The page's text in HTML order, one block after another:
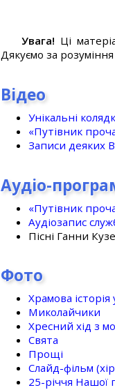
Увага! Ці
Дякуємо за розуміння
Відео
Унікальні
«Путівник
Записи деяких
Аудіо-
«Путівник
Аудіозапис
Пісні Ганни
Фото
Храмова історія
Миколайчики
Хресний хід з
Свята
Прощі
Слайд-фільм
25-рiччя Нашої